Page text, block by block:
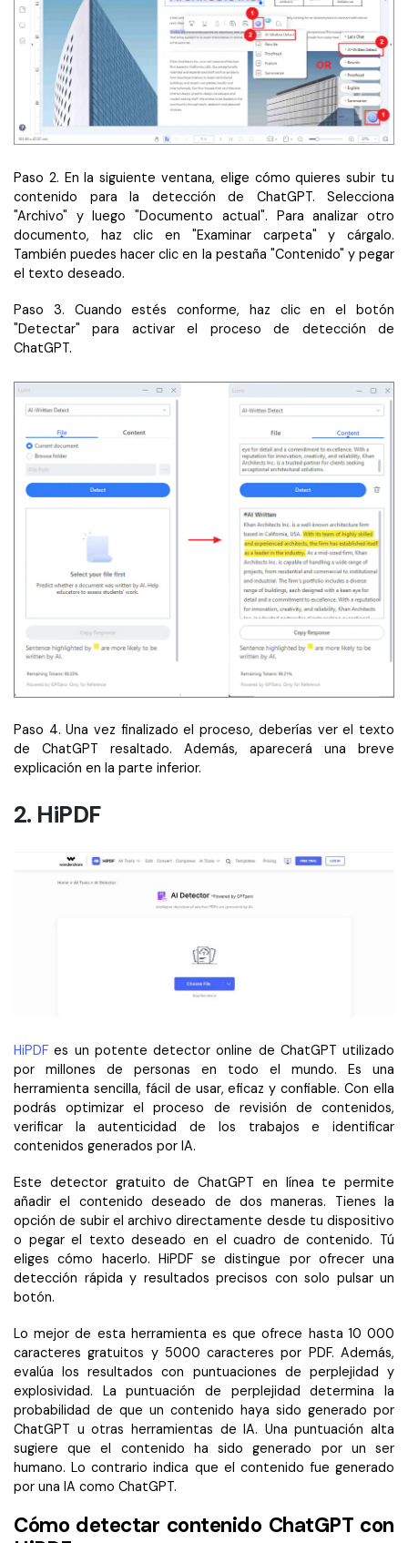
Paso 2. En la siguiente ventana, elige cómo quieres subir tu
contenido para la detección de ChatGPT. Selecciona
"Archivo" y luego "Documento actual". Para analizar otro
documento, haz clic en "Examinar carpeta" y cárgalo.
También puedes hacer clic en la pestaña "Contenido" y pegar
el texto deseado.
Paso 3. Cuando estés conforme, haz clic en el botón
"Detectar" para activar el proceso de detección de
ChatGPT.
Paso 4. Una vez finalizado el proceso, deberías ver el texto
de ChatGPT resaltado. Además, aparecerá una breve
explicación en la parte inferior.
2. HiPDF
HiPDF es un potente detector online de ChatGPT utilizado
por millones de personas en todo el mundo. Es una
herramienta sencilla, fácil de usar, eficaz y confiable. Con ella
podrás optimizar el proceso de revisión de contenidos,
verificar la autenticidad de los trabajos e identificar
contenidos generados por IA.
Este detector gratuito de ChatGPT en línea te permite
añadir el contenido deseado de dos maneras. Tienes la
opción de subir el archivo directamente desde tu dispositivo
o pegar el texto deseado en el cuadro de contenido. Tú
eliges cómo hacerlo. HiPDF se distingue por ofrecer una
detección rápida y resultados precisos con solo pulsar un
botón.
Lo mejor de esta herramienta es que ofrece hasta 10 000
caracteres gratuitos y 5000 caracteres por PDF. Además,
evalúa los resultados con puntuaciones de perplejidad y
explosividad. La puntuación de perplejidad determina la
probabilidad de que un contenido haya sido generado por
ChatGPT u otras herramientas de IA. Una puntuación alta
sugiere que el contenido ha sido generado por un ser
humano. Lo contrario indica que el contenido fue generado
por una IA como ChatGPT.
Cómo detectar contenido ChatGPT con